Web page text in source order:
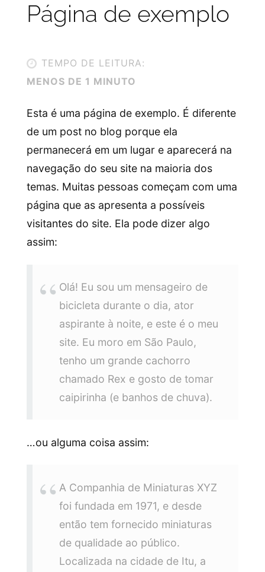
Página de exemplo
TEMPO DE LEITURA:
MENOS DE 1 MINUTO
Esta é uma página de exemplo. É diferente
de um post no blog porque ela
permanecerá em um lugar e aparecerá na
navegação do seu site na maioria dos
temas. Muitas pessoas começam com uma
página que as apresenta a possíveis
visitantes do site. Ela pode dizer algo
assim:
Olá! Eu sou um mensageiro de
bicicleta durante o dia, ator
aspirante à noite, e este é o meu
site. Eu moro em São Paulo,
tenho um grande cachorro
chamado Rex e gosto de tomar
caipirinha (e banhos de chuva).
…ou alguma coisa assim:
A Companhia de Miniaturas XYZ
foi fundada em 1971, e desde
então tem fornecido miniaturas
de qualidade ao público.
Localizada na cidade de Itu, a